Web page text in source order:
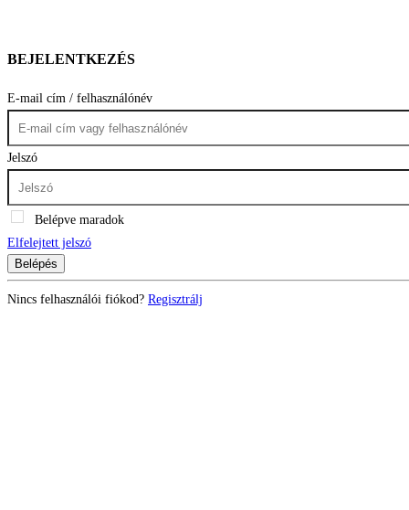
BEJELENTKEZÉS
E-mail cím / felhasználónév
Jelszó
Belépve maradok
Elfelejtett jelszó
Belépés
Nincs felhasználói fiókod? Regisztrálj